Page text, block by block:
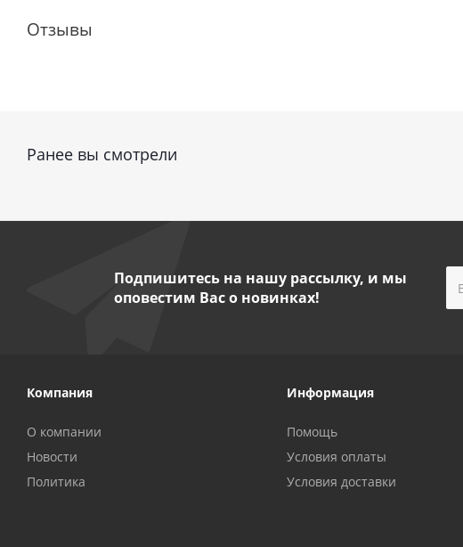
Отзывы
Ранее вы смотрели
Подпишитесь на нашу рассылку, и мы
оповестим Вас о новинках!
Компания
О компании
Новости
Политика
Информация
Помощь
Условия оплаты
Условия доставки